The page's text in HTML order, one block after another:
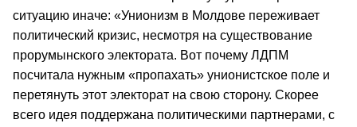
ситуацию иначе: «Унионизм в Молдове переживает
политический кризис, несмотря на существование
прорумынского электората. Вот почему ЛДПМ
посчитала нужным «пропахать» унионистское поле и
перетянуть этот электорат на свою сторону. Скорее
всего идея поддержана политическими партнерами, с